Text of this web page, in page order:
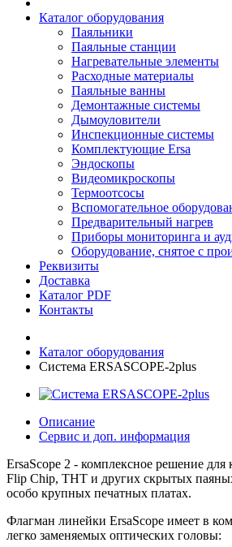
Каталог оборудования
Паяльники
Паяльные станции
Нагревательные элементы
Расходные материалы
Паяльные ванны
Демонтажные системы
Дымоуловители
Инспекционные системы
Комплектующие Ersa
Эндоскопы
Видеомикроскопы
Термоотсосы
Вспомогательное
Предварительный нагрев
Приборы мониторинга и
Оборудование, снятое с
Реквизиты
Доставка
Каталог PDF
Контакты
Каталог оборудования
Система ERSASCOPE-2plus
Описание
Сервис и доп. информация
ErsaScope 2 - комплексное решение для
Flip Chip, THT и других скрытых
особо крупных печатных платах.
Флагман линейки ErsaScope имеет в
легко заменяемых оптических головы: